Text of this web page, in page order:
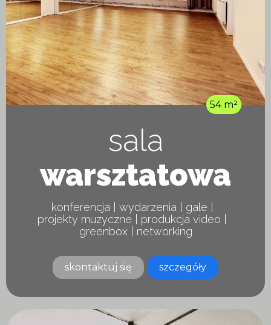
54 m²
sala
warsztatowa
konferencja | wydarzenia | gale |
projekty muzyczne | produkcja video |
greenbox | networking
skontaktuj się szczegóły